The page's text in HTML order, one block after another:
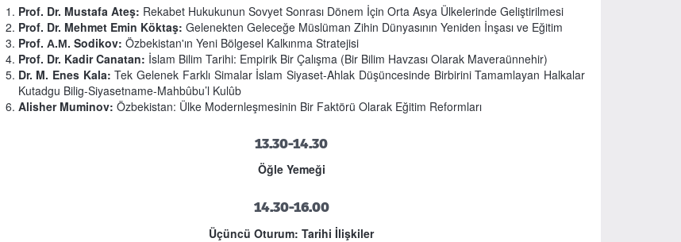
Prof. Dr. Mustafa Ateş: Rekabet Hukukunun Sovyet Sonrası Dönem İçin Orta Asya Ülkelerinde Geliştirilmesi
Prof. Dr. Mehmet Emin Köktaş: Gelenekten Geleceğe Müslüman Zihin Dünyasının Yeniden İnşası ve Eğitim
Prof. А.М. Sodikov: Özbekistan'ın Yeni Bölgesel Kalkınma Stratejisi
Prof. Dr. Kadir Canatan: İslam Bilim Tarihi: Empirik Bir Çalışma (Bir Bilim Havzası Olarak Maveraünnehir)
Dr. M. Enes Kala: Tek Gelenek Farklı Simalar İslam Siyaset-Ahlak Düşüncesinde Birbirini Tamamlayan Halkalar
Kutadgu Bilig-Siyasetname-Mahbûbu’l Kulûb
Alisher Muminov: Özbekistan: Ülke Modernleşmesinin Bir Faktörü Olarak Eğitim Reformları
13.30-14.30
Öğle Yemeği
14.30-16.00
Üçüncü Oturum: Tarihi İlişkiler